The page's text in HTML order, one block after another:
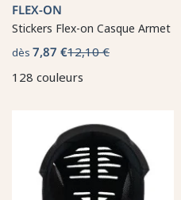
FLEX-ON
Stickers Flex-on Casque Armet
dès 7,87 €12,10 €
128 couleurs